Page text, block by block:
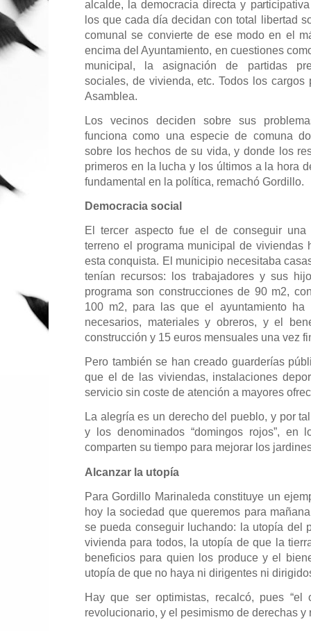
alcalde, la democracia directa y
los que cada día decidan con total libertad
comunal se convierte de ese modo en el
encima del Ayuntamiento, en cuestiones
municipal, la asignación de partidas
sociales, de vivienda, etc. Todos los
Asamblea.
Los vecinos deciden sobre sus
funciona como una especie de comuna
sobre los hechos de su vida, y donde los
primeros en la lucha y los últimos a la hora
fundamental en la política, remachó Gordillo.
Democracia social
El tercer aspecto fue el de conseguir
terreno el programa municipal de
esta conquista. El municipio necesitaba
tenían recursos: los trabajadores y sus
programa son construcciones de 90 m2,
100 m2, para las que el ayuntamiento ha
necesarios, materiales y obreros, y el
construcción y 15 euros mensuales una vez
Pero también se han creado guarderías
que el de las viviendas, instalaciones
servicio sin coste de atención a mayores
La alegría es un derecho del pueblo, y por
y los denominados “domingos rojos”, en
comparten su tiempo para mejorar los
Alcanzar la utopía
Para Gordillo Marinaleda constituye un
hoy la sociedad que queremos para
se pueda conseguir luchando: la utopía del
vivienda para todos, la utopía de que la
beneficios para quien los produce y el
utopía de que no haya ni dirigentes ni
Hay que ser optimistas, recalcó, pues
revolucionario, y el pesimismo de derechas y